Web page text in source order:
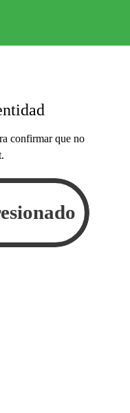
confirmar que no